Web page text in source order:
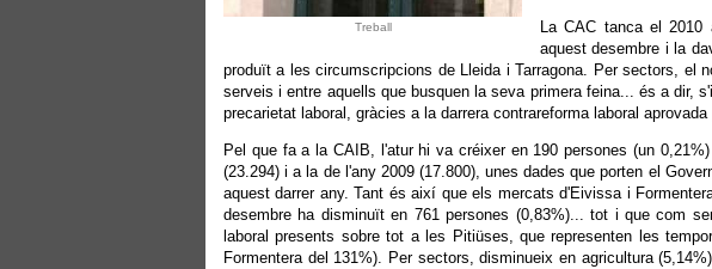
Treball
La CAC tanca el 2010
aquest desembre i la
produït a les circumscripcions de Lleida i Tarragona. Per sectors, el
serveis i entre aquells que busquen la seva primera feina... és a dir,
precarietat laboral, gràcies a la darrera contrareforma laboral
Pel que fa a la CAIB, l'atur hi va créixer en 190 persones (un
(23.294) i a la de l'any 2009 (17.800), unes dades que porten el
aquest darrer any. Tant és així que els mercats d'Eivissa i
desembre ha disminuït en 761 persones (0,83%)... tot i que com
laboral presents sobre tot a les Pitiüses, que representen les
Formentera del 131%). Per sectors, disminueix en agricultura